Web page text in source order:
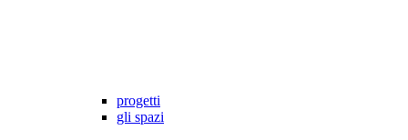
progetti
gli spazi